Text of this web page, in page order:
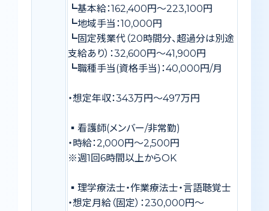
┗基本給：162,400円～223,100円
┗地域手当：10,000円
┗固定残業代（20時間分、超過分は別途
支給あり）：32,600円～41,900円
┗職種手当(資格手当)：40,000円/月
・想定年収：343万円〜497万円
▪️看護師(メンバー/非常勤)
・時給：2,000円〜2,500円
※週1回6時間以上からOK
▪️理学療法士・作業療法士・言語聴覚士
・想定月給（固定）：230,000円～